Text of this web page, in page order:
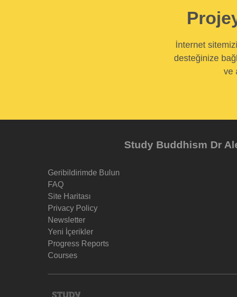
İnternet
desteğinize
ve
Study Buddhism Dr
Geribildirimde Bulun
FAQ
Site Haritası
Privacy Policy
Newsletter
Yeni İçerikler
Progress Reports
Courses